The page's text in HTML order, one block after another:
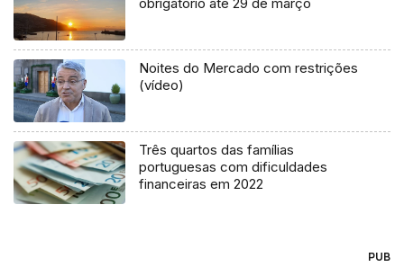
Noites do Mercado com restrições
(vídeo)
Três quartos das famílias
portuguesas com dificuldades
financeiras em 2022
PUB